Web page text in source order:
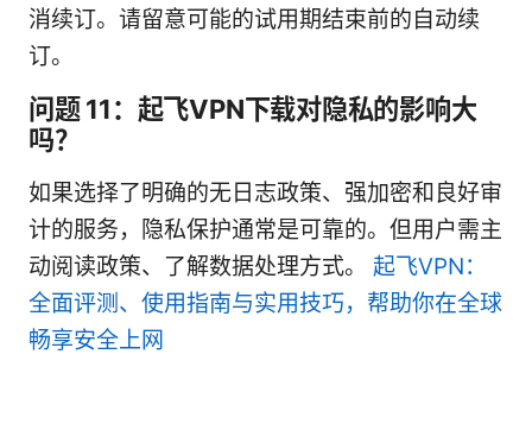
消续订。请留意可能的试用期结束前的自动续
订。
问题 11：起飞VPN下载对隐私的影响大
吗？
如果选择了明确的无日志政策、强加密和良好审
计的服务，隐私保护通常是可靠的。但用户需主
动阅读政策、了解数据处理方式。 起飞VPN：
全面评测、使用指南与实用技巧，帮助你在全球
畅享安全上网